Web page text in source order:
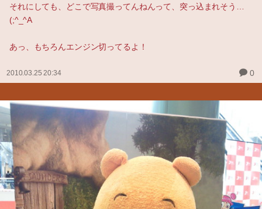
それにしても、どこで写真撮ってんねんって、突っ込まれそう…
(;^_^A
あっ、もちろんエンジン切ってるよ！
2010.03.25 20:34 0